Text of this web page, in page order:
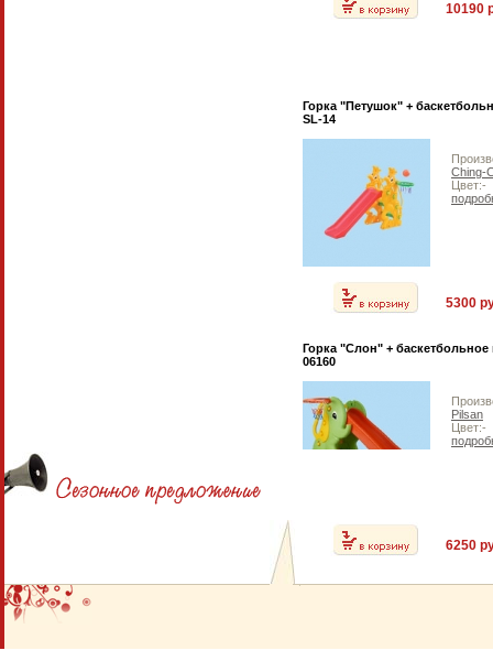
10190
Горка "Петушок" +
SL-14
Ching-
Цвет:-
5300
Горка "Слон" + баскетбольное
06160
Pilsan
Цвет:-
6250